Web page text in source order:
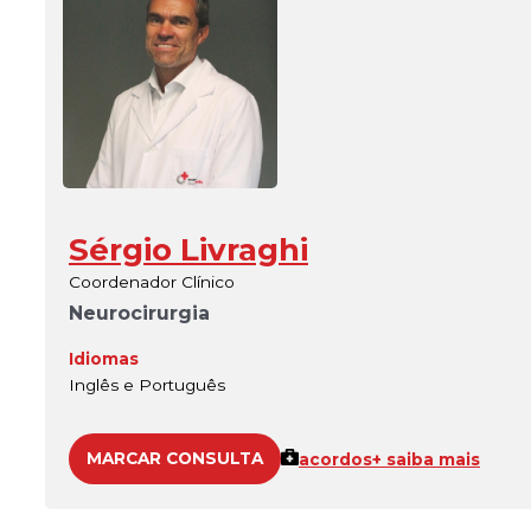
Sérgio Livraghi
Coordenador Clínico
Neurocirurgia
Idiomas
Inglês e Português
MARCAR CONSULTA acordos+ saiba mais